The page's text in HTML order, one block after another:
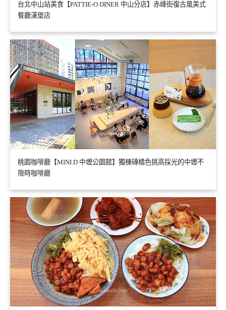
台北中山站美食【PATTIE-O DINER 中山分店】赤峰街復古風美式
餐廳漢堡店
桃園咖啡廳【MINI.D 中壢公園館】獨棟磚橘色挑高採光的中壢不
限時咖啡廳